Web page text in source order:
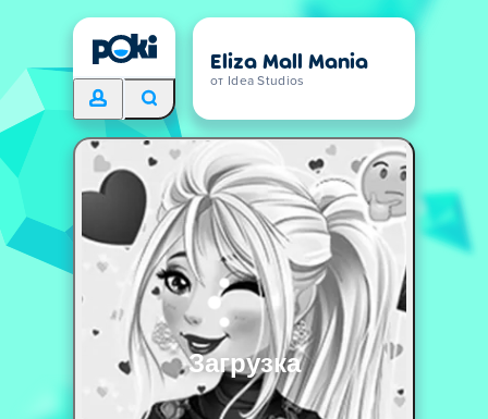
Eliza Mall Mania
от Idea Studios
Загрузка